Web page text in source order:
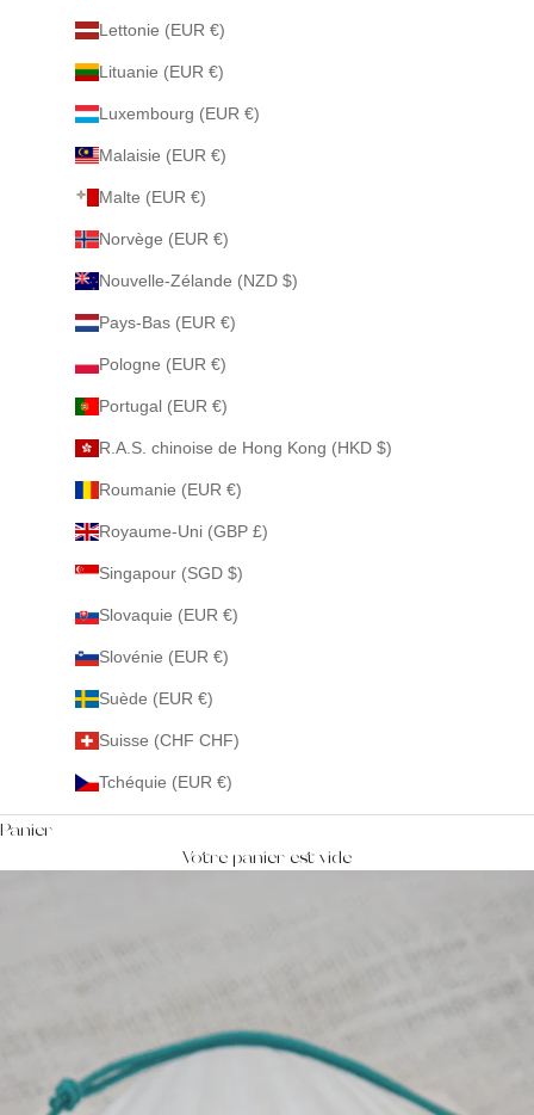
Lettonie (EUR €)
Lituanie (EUR €)
Luxembourg (EUR €)
Malaisie (EUR €)
Malte (EUR €)
Norvège (EUR €)
Nouvelle-Zélande (NZD $)
Pays-Bas (EUR €)
Pologne (EUR €)
Portugal (EUR €)
R.A.S. chinoise de Hong Kong (HKD $)
Roumanie (EUR €)
Royaume-Uni (GBP £)
Singapour (SGD $)
Slovaquie (EUR €)
Slovénie (EUR €)
Suède (EUR €)
Suisse (CHF CHF)
Tchéquie (EUR €)
Panier
Votre panier est vide